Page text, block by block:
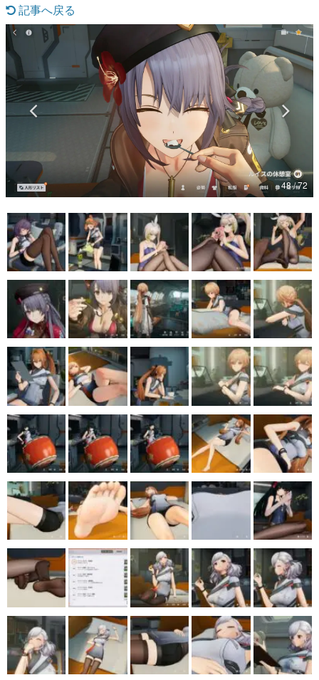
なんでゲームは面白い？
ゲーム開発者・hamatsu氏がゲームの魅力を画面や操作の
具体的な形から解き明かしていく、硬派で骨太な評論連載
です。
ゲームが変えた日本語
「経験値」「裏技」「ラスボス」… ゲームにまつわる言葉
の起源や用法の変遷を、コンピューター文化史研究家・タ
イニーP氏が徹底調査。
カテゴリ
マンガ
女性向け
アプリレビュー
その他
電ファミニコゲーマーとは？
運営：株式会社マレ
記事へ戻る
48 / 72